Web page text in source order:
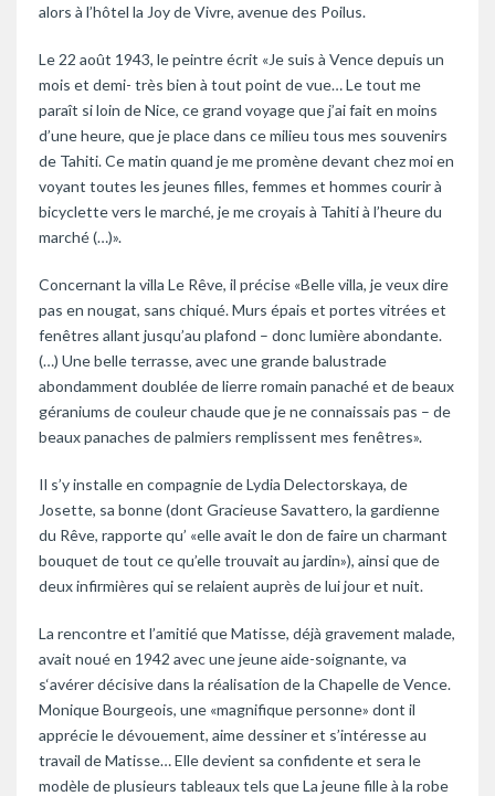
alors à l’hôtel la Joy de Vivre, avenue des Poilus.
Le 22 août 1943, le peintre écrit «Je suis à Vence depuis un
mois et demi- très bien à tout point de vue… Le tout me
paraît si loin de Nice, ce grand voyage que j’ai fait en moins
d’une heure, que je place dans ce milieu tous mes souvenirs
de Tahiti. Ce matin quand je me promène devant chez moi en
voyant toutes les jeunes filles, femmes et hommes courir à
bicyclette vers le marché, je me croyais à Tahiti à l’heure du
marché (…)».
Concernant la villa Le Rêve, il précise «Belle villa, je veux dire
pas en nougat, sans chiqué. Murs épais et portes vitrées et
fenêtres allant jusqu’au plafond – donc lumière abondante.
(…) Une belle terrasse, avec une grande balustrade
abondamment doublée de lierre romain panaché et de beaux
géraniums de couleur chaude que je ne connaissais pas – de
beaux panaches de palmiers remplissent mes fenêtres».
Il s’y installe en compagnie de Lydia Delectorskaya, de
Josette, sa bonne (dont Gracieuse Savattero, la gardienne
du Rêve, rapporte qu’ «elle avait le don de faire un charmant
bouquet de tout ce qu’elle trouvait au jardin»), ainsi que de
deux infirmières qui se relaient auprès de lui jour et nuit.
La rencontre et l’amitié que Matisse, déjà gravement malade,
avait noué en 1942 avec une jeune aide-soignante, va
s‘avérer décisive dans la réalisation de la Chapelle de Vence.
Monique Bourgeois, une «magnifique personne» dont il
apprécie le dévouement, aime dessiner et s’intéresse au
travail de Matisse… Elle devient sa confidente et sera le
modèle de plusieurs tableaux tels que La jeune fille à la robe